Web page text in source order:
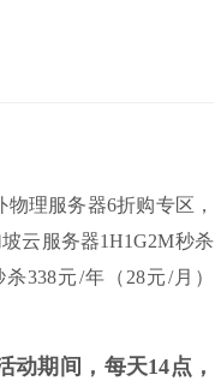
理服务器6折购专区，
云服务器1H1G2M秒杀
338元/年（28元/月）
期间，每天14点，